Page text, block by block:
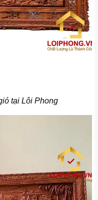
tại Lôi Phong